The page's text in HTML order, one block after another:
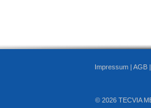
Impressum | AGB
© 2026 TECVIA